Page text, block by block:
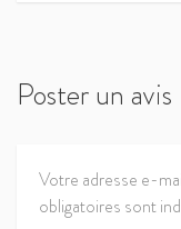
Poster un avis
Votre adresse e-
obligatoires sont